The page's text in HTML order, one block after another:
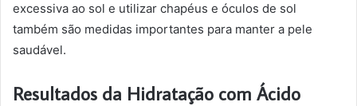
excessiva ao sol e utilizar chapéus e óculos de sol
também são medidas importantes para manter a pele
saudável.
Resultados da Hidratação com Ácido